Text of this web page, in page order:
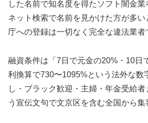
した名前で知名度を得たソフト闇金
ネット検索で名前を見かけた方が多
庁への登録は一切なく完全な違法業者
融資条件は「7日で元金の20%・10日
利換算で730〜1095%という法外な数
し・ブラック歓迎・主婦・年金受給
う宣伝文句で文京区を含む全国から集